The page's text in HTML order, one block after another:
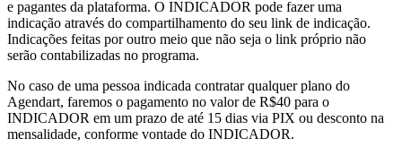
e pagantes da plataforma. O INDICADOR pode fazer uma
indicação através do compartilhamento do seu link de indicação.
Indicações feitas por outro meio que não seja o link próprio não
serão contabilizadas no programa.
No caso de uma pessoa indicada contratar qualquer plano do
Agendart, faremos o pagamento no valor de R$40 para o
INDICADOR em um prazo de até 15 dias via PIX ou desconto na
mensalidade, conforme vontade do INDICADOR.